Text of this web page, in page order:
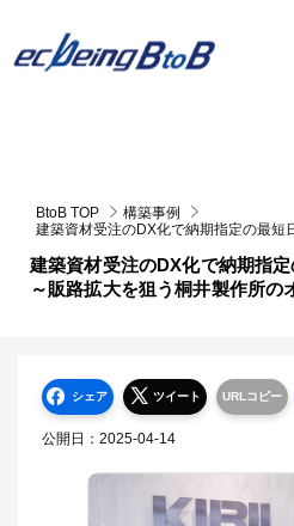
BtoB TOP
構築事例
建築資材受注のDX化で納期指定の最短
建築資材受注のDX化で納期指
～販路拡大を狙う桐井製作所の
シェア ツイート URLコピー
公開日： 2025-04-14